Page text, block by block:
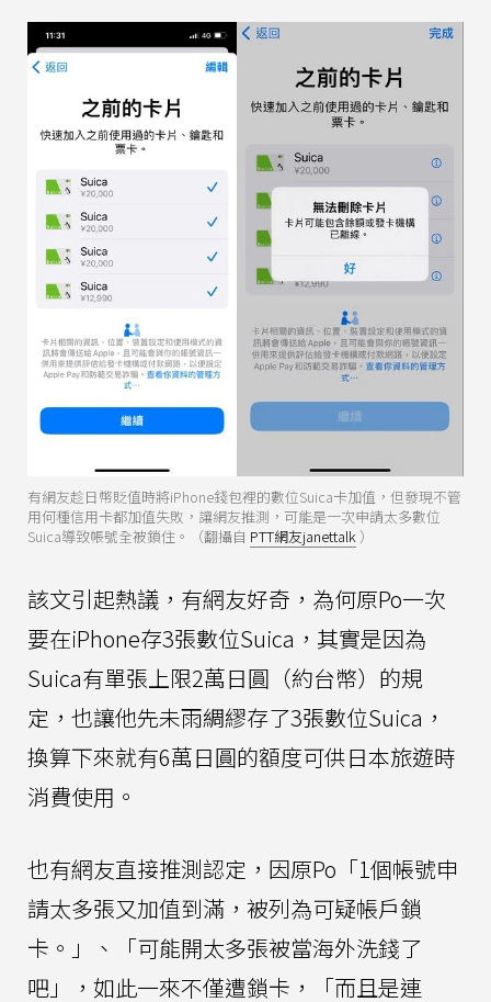
有網友趁日幣貶值時將iPhone錢包裡的數位Suica卡加值，但發現不管
用何種信用卡都加值失敗，讓網友推測，可能是一次申請太多數位
Suica導致帳號全被鎖住。（翻攝自 PTT網友janettalk ）
該文引起熱議，有網友好奇，為何原Po一次
要在iPhone存3張數位Suica，其實是因為
Suica有單張上限2萬日圓（約台幣）的規
定，也讓他先未雨綢繆存了3張數位Suica，
換算下來就有6萬日圓的額度可供日本旅遊時
消費使用。
也有網友直接推測認定，因原Po「1個帳號申
請太多張又加值到滿，被列為可疑帳戶鎖
卡。」、「可能開太多張被當海外洗錢了
吧」，如此一來不僅遭鎖卡，「而且是連